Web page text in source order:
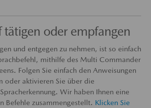
tätigen oder empfangen
und entgegen zu nehmen, ist so einfach
mithilfe des Multi Commander
Folgen Sie einfach den Anweisungen
oder aktivieren Sie über die
Wir haben Ihnen eine
Befehle zusammengestellt. Klicken Sie